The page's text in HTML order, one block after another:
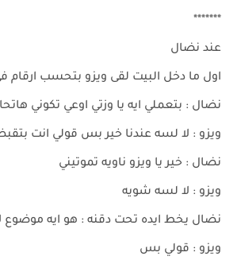
*******
عند نضال
اول ما دخل البيت لقى ويزو بتحسب ارقام
نضال : بتعملي ايه يا وزتي اوعي تكوني
ويزو : لا لسه عندنا خير بس قولي انت
نضال : خير يا ويزو ناويه تموتيني
ويزو : لا لسه شويه
نضال يخط ايده تحت دقنه : هو ايه موضوع
ويزو : قولي بس